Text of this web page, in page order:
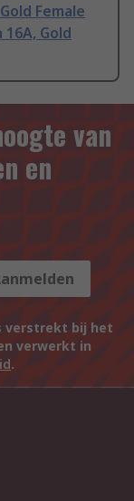
Female
Gold
van
en
verstrekt bij het
verwerkt in
.